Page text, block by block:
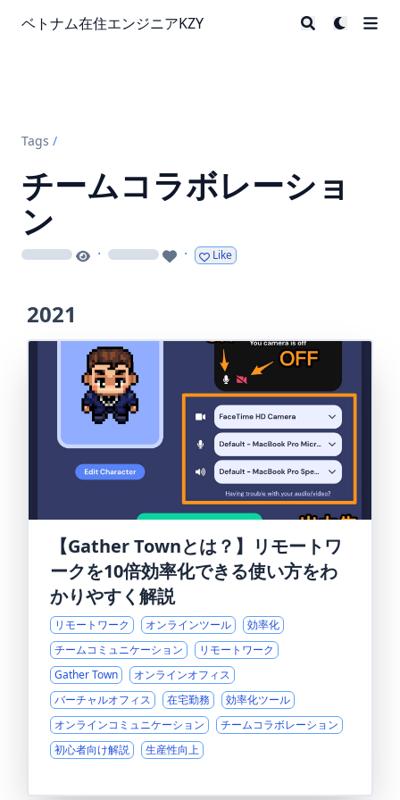
ベトナム在住エンジニアKZY
Tags /
チームコラボレーショ
ン
loading · loading · Like
2021
【Gather Townとは？】リモートワ
ークを10倍効率化できる使い方をわ
かりやすく解説
リモートワーク オンラインツール
効率化
チームコミュニケーション
リモートワーク
Gather Town
オンラインオフィス
バーチャルオフィス
在宅勤務
効率化ツール
オンラインコミュニケーション
チームコラボレーション
初心者向け解説
生産性向上